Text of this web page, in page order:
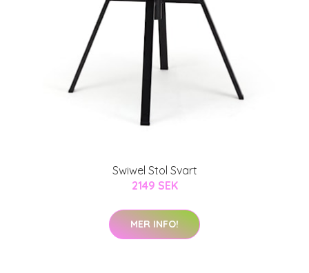
Swiwel Stol Svart
2149 SEK
MER INFO!